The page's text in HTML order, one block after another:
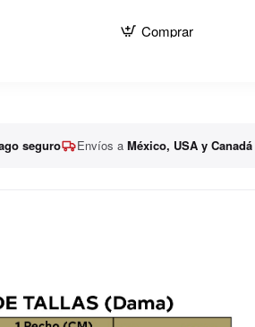
Comprar
seguro Envíos a México, USA y Canadá